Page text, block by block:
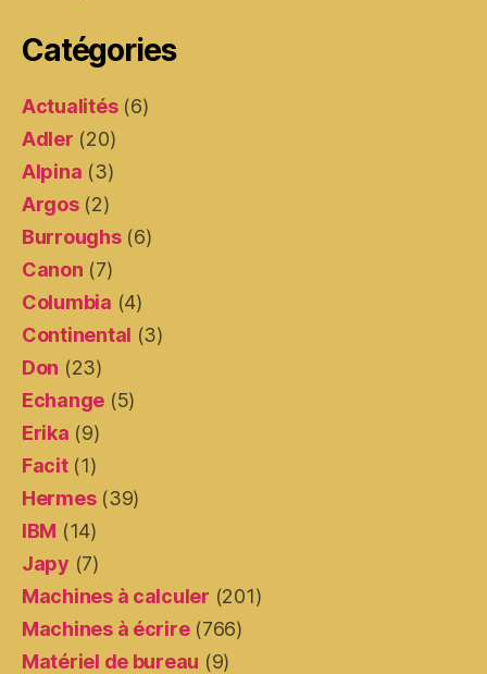
Catégories
Actualités(6)
Adler (20)
Alpina (3)
Argos(2)
Burroughs(6)
Canon (7)
Columbia (4)
Continental (3)
Don (23)
Echange (5)
Erika (9)
Facit(1)
Hermes(39)
IBM (14)
Japy (7)
Machines à calculer (201)
Machines à écrire(766)
Matériel de bureau (9)